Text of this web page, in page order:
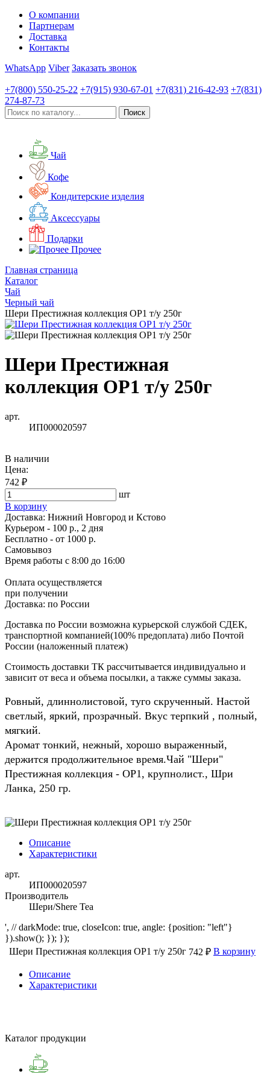
О компании
Партнерам
Доставка
Контакты
WhatsApp Viber Заказать звонок
+7(800) 550-25-22 +7(915) 930-67-01 +7(831) 216-42-93 +7(831)
274-87-73
Чай
Кофе
Кондитерские изделия
Аксессуары
Подарки
Прочее
Главная страница
Каталог
Чай
Черный чай
Шери Престижная коллекция OP1 т/у 250г
Шери Престижная
коллекция OP1 т/у 250г
арт.
ИП000020597
В наличии
Цена:
742 ₽
шт
В корзину
Доставка: Нижний Новгород и Кстово
Курьером - 100 р., 2 дня
Бесплатно - от 1000 р.
Самовывоз
Время работы с 8:00 до 16:00
Оплата осуществляется
при получении
Доставка: по России
Доставка по России возможна курьерской службой СДЕК,
транспортной компанией(100% предоплата) либо Почтой
России (наложенный платеж)
Стоимость доставки ТК рассчитывается индивидуально и
зависит от веса и объема посылки, а также суммы заказа.
Ровный, длиннолистовой, туго скрученный. Настой
светлый, яркий, прозрачный. Вкус терпкий , полный,
мягкий.
Аромат тонкий, нежный, хорошо выраженный,
держится продолжительное время.Чай "Шери"
Престижная коллекция - OP1, крупнолист., Шри
Ланка, 250 гр.
Описание
Характеристики
арт.
ИП000020597
Производитель
Шери/Shere Tea
', // darkMode: true, closeIcon: true, angle: {position: "left"}
}).show(); }); });
Шери Престижная коллекция OP1 т/у 250г 742 ₽ В корзину
Описание
Характеристики
Каталог продукции